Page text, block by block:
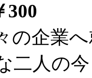
300
の企業
二人の